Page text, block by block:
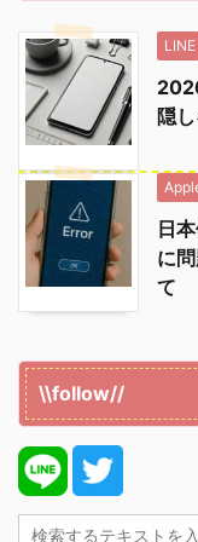
LINE
隠
日
に
て
\\follow//